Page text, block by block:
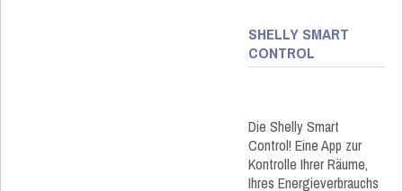
SHELLY SMART
CONTROL
Die Shelly Smart
Control! Eine App zur
Kontrolle Ihrer Räume,
Ihres Energieverbrauchs